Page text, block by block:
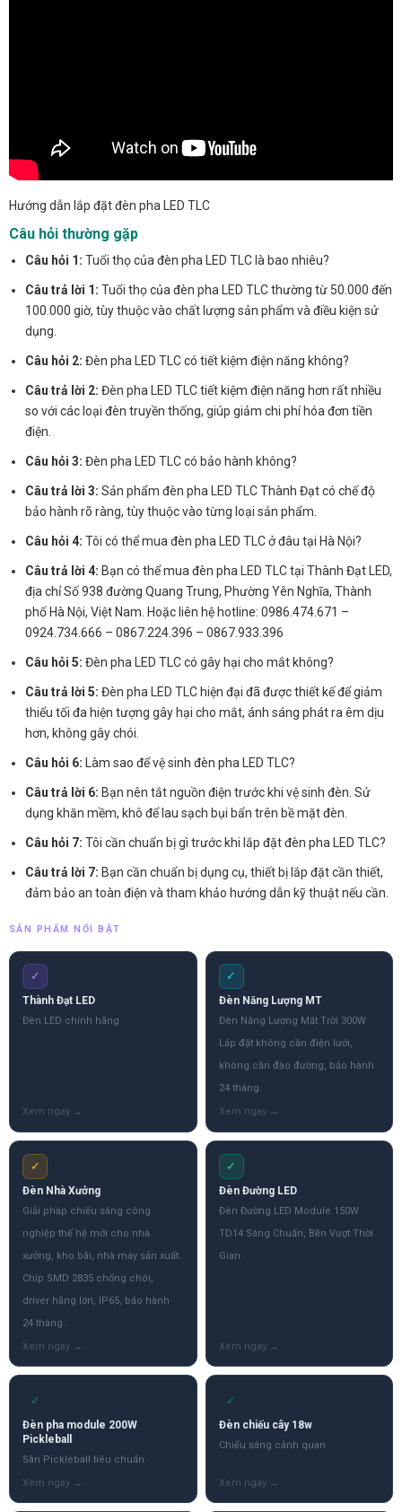
Hướng dẫn lắp đặt đèn pha LED TLC
Câu hỏi thường gặp
Câu hỏi 1: Tuổi thọ của đèn pha LED TLC là bao nhiêu?
Câu trả lời 1: Tuổi thọ của đèn pha LED TLC thường từ 50.000 đến
100.000 giờ, tùy thuộc vào chất lượng sản phẩm và điều kiện sử
dụng.
Câu hỏi 2: Đèn pha LED TLC có tiết kiệm điện năng không?
Câu trả lời 2: Đèn pha LED TLC tiết kiệm điện năng hơn rất nhiều
so với các loại đèn truyền thống, giúp giảm chi phí hóa đơn tiền
điện.
Câu hỏi 3: Đèn pha LED TLC có bảo hành không?
Câu trả lời 3: Sản phẩm đèn pha LED TLC Thành Đạt có chế độ
bảo hành rõ ràng, tùy thuộc vào từng loại sản phẩm.
Câu hỏi 4: Tôi có thể mua đèn pha LED TLC ở đâu tại Hà Nội?
Câu trả lời 4: Bạn có thể mua đèn pha LED TLC tại Thành Đạt LED,
địa chỉ Số 938 đường Quang Trung, Phường Yên Nghĩa, Thành
phố Hà Nội, Việt Nam. Hoặc liên hệ hotline: 0986.474.671 –
0924.734.666 – 0867.224.396 – 0867.933.396
Câu hỏi 5: Đèn pha LED TLC có gây hại cho mắt không?
Câu trả lời 5: Đèn pha LED TLC hiện đại đã được thiết kế để giảm
thiểu tối đa hiện tượng gây hại cho mắt, ánh sáng phát ra êm dịu
hơn, không gây chói.
Câu hỏi 6: Làm sao để vệ sinh đèn pha LED TLC?
Câu trả lời 6: Bạn nên tắt nguồn điện trước khi vệ sinh đèn. Sử
dụng khăn mềm, khô để lau sạch bụi bẩn trên bề mặt đèn.
Câu hỏi 7: Tôi cần chuẩn bị gì trước khi lắp đặt đèn pha LED TLC?
Câu trả lời 7: Bạn cần chuẩn bị dụng cụ, thiết bị lắp đặt cần thiết,
đảm bảo an toàn điện và tham khảo hướng dẫn kỹ thuật nếu cần.
SẢN PHẨM NỔI BẬT
✓
Thành Đạt LED
Đèn LED chính hãng
✓
Đèn Năng Lượng MT
Đèn Năng Lượng Mặt Trời 300W
Lắp đặt không cần điện lưới,
không cần đào đường, bảo hành
24 tháng.
✓
Đèn Nhà Xưởng
Giải pháp chiếu sáng công
nghiệp thế hệ mới cho nhà
xưởng, kho bãi, nhà máy sản xuất.
Chip SMD 2835 chống chói,
driver hãng lớn, IP65, bảo hành
24 tháng.
✓
Đèn Đường LED
Đèn Đường LED Module 150W
TD14 Sáng Chuẩn, Bền Vượt Thời
Gian
✓
Đèn pha module 200W
Pickleball
Sân Pickleball tiêu chuẩn
✓
Đèn chiếu cây 18w
Chiếu sáng cảnh quan